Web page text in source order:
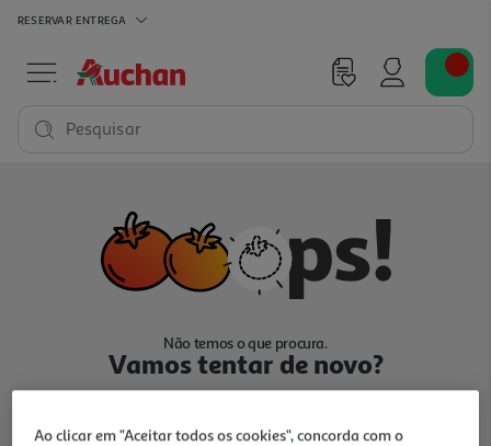
RESERVAR ENTREGA
Pesquisar
Não temos o que procura.
Vamos tentar de novo?
Ao clicar em "Aceitar todos os cookies", concorda com o